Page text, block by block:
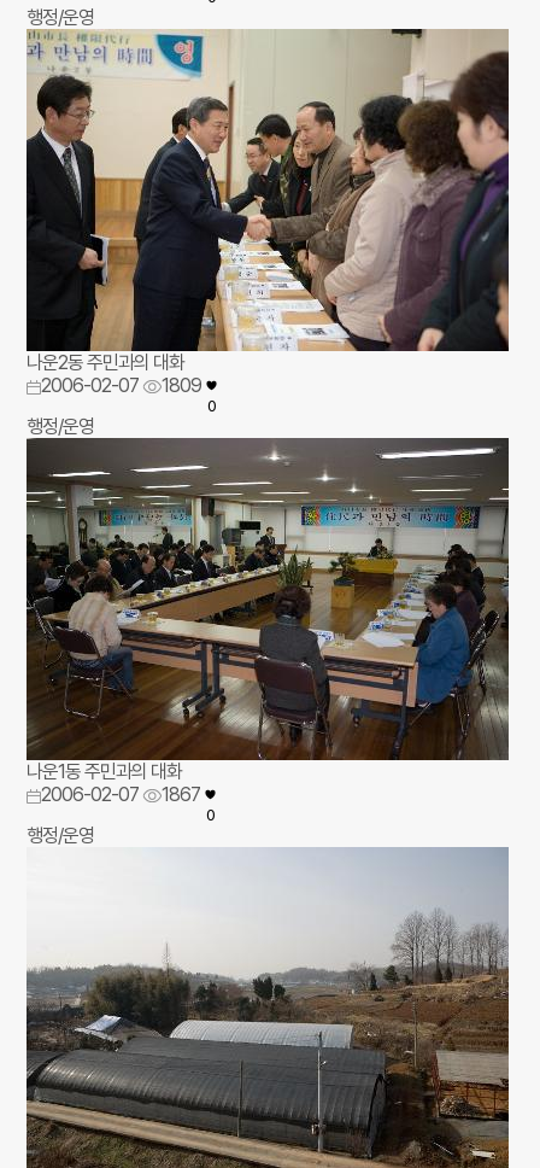
행정/운영
나운2동 주민과의 대화
2006-02-07
1809
0
행정/운영
나운1동 주민과의 대화
2006-02-07
1867
0
행정/운영